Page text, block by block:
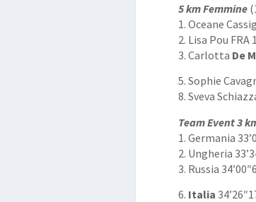
5 km Femmine
1. Oceane
2. Lisa Pou FRA
3. Carlotta De
5. Sophie
8. Sveva
Team Event 3
1. Germania
2. Ungheria
3. Russia
6. Italia